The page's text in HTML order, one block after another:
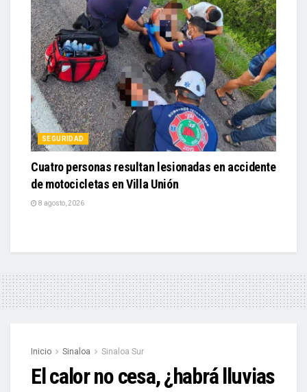
SEGURIDAD
Cuatro personas resultan lesionadas en accidente
de motocicletas en Villa Unión
8 agosto, 2026
Inicio Sinaloa Sinaloa Sur
El calor no cesa, ¿habrá lluvias